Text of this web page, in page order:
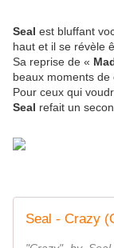
Seal est bluffant
haut et il se révèle
Sa reprise de «
beaux moments de
Pour ceux qui
Seal refait un
Seal - Crazy